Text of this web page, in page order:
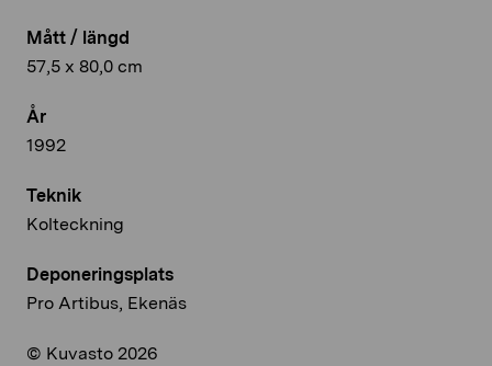
Mått / längd
57,5 x 80,0 cm
År
1992
Teknik
Kolteckning
Deponeringsplats
Pro Artibus, Ekenäs
© Kuvasto 2026